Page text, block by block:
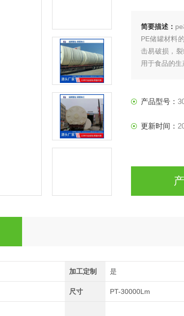
简要描述：
PE储罐材料
击易破损，
用于食品的生
产品型号：
更新时间：
加工定制 是
尺寸 PT-30000Lm